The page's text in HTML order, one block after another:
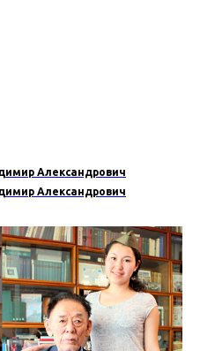
Александрович
Александрович